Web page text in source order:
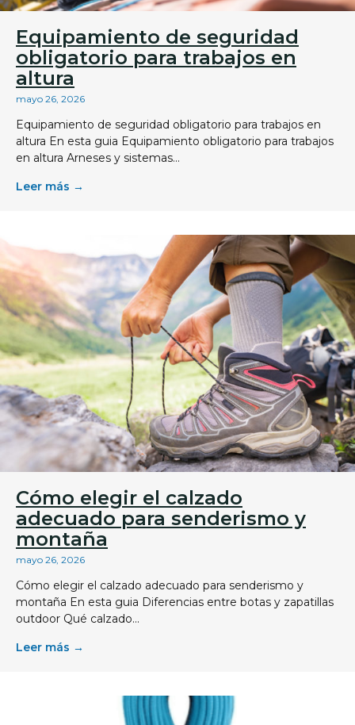
Equipamiento de seguridad
obligatorio para trabajos en
altura
mayo 26, 2026
Equipamiento de seguridad obligatorio para trabajos en
altura En esta guia Equipamiento obligatorio para trabajos
en altura Arneses y sistemas...
Leer más →
Cómo elegir el calzado
adecuado para senderismo y
montaña
mayo 26, 2026
Cómo elegir el calzado adecuado para senderismo y
montaña En esta guia Diferencias entre botas y zapatillas
outdoor Qué calzado...
Leer más →